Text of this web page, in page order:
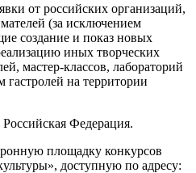
от российских организаций,
(за исключением
создание и показ новых
иных творческих
мастер-классов, лабораторий
на территории
Федерация.
площадку конкурсов
доступную по адресу: